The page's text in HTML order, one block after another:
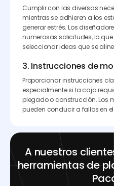
Cumplir con las diversas
mientras se adhieren a los
generar estrés. Los
numerosas solicitudes, lo
seleccionar ideas que se
3. Instrucciones de
Proporcionar instrucciones
especialmente si la caja
plegado o construcción. Los
pueden conducir a fallos en
A nuestros
herramientas de